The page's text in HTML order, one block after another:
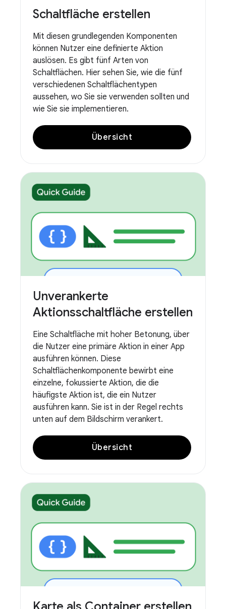
Schaltfläche erstellen
Mit diesen grundlegenden Komponenten
können Nutzer eine definierte Aktion
auslösen. Es gibt fünf Arten von
Schaltflächen. Hier sehen Sie, wie die fünf
verschiedenen Schaltflächentypen
aussehen, wo Sie sie verwenden sollten und
wie Sie sie implementieren.
Übersicht
Unverankerte
Aktionsschaltfläche erstellen
Eine Schaltfläche mit hoher Betonung, über
die Nutzer eine primäre Aktion in einer App
ausführen können. Diese
Schaltflächenkomponente bewirbt eine
einzelne, fokussierte Aktion, die die
häufigste Aktion ist, die ein Nutzer
ausführen kann. Sie ist in der Regel rechts
unten auf dem Bildschirm verankert.
Übersicht